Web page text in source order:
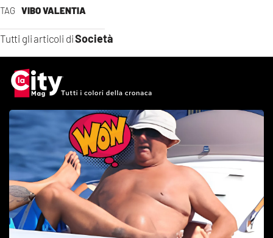
TAG VIBO VALENTIA
Tutti gli articoli diSocietà